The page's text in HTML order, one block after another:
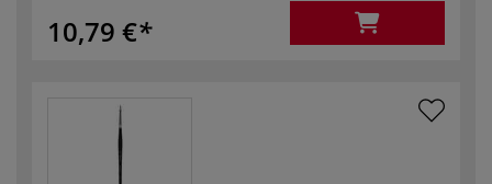
10,79 €